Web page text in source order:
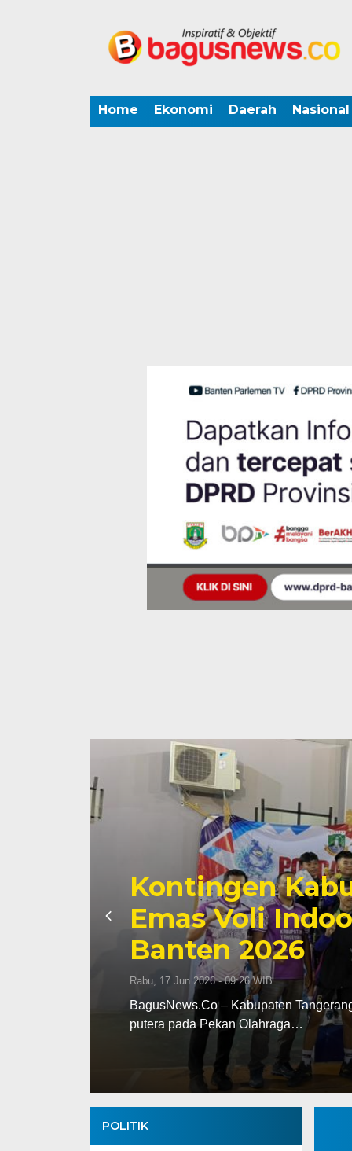
Home Ekonomi Daerah Nasional
Kontingen
Emas Voli
Banten 2026
Rabu, 17 Jun 2026 - 09:26 WIB
BagusNews.Co – Kabupaten
putera pada Pekan Olahraga…
POLITIK